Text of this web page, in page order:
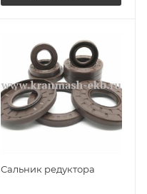
Сальник редуктора